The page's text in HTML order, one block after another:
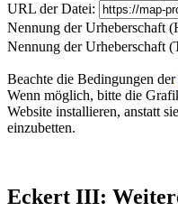
URL der Datei:
Nennung der Urheberschaft
Nennung der Urheberschaft
Beachte die Bedingungen der
Wenn möglich, bitte die
Website installieren, anstatt
einzubetten.
Eckert III: